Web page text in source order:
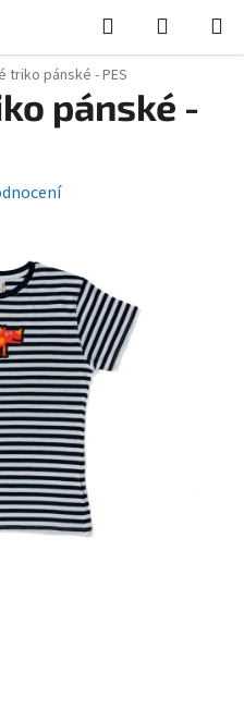
Hledat
KOŠÍK
triko pánské - PES
pánské -